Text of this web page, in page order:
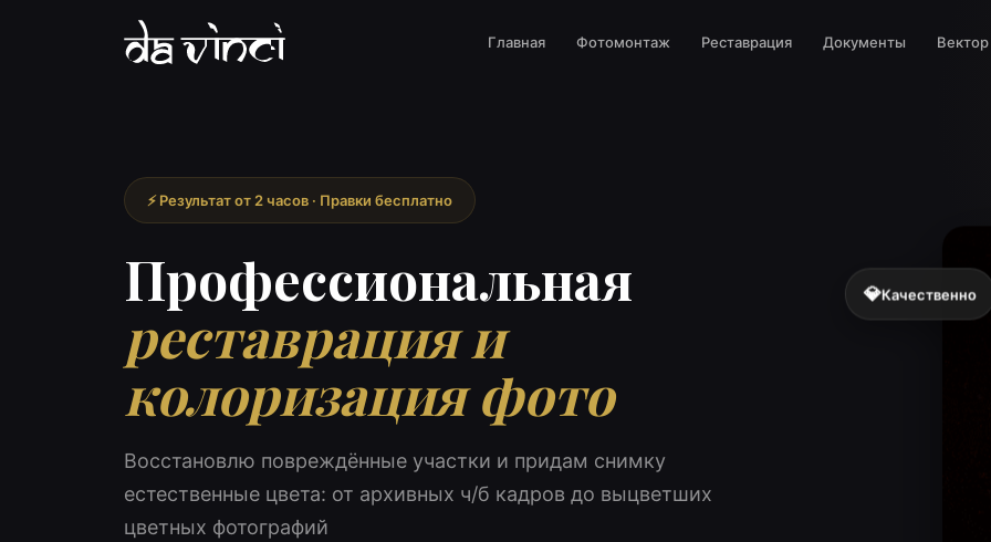
Главная Фотомонтаж Реставрация Документы Вектор
⚡ Результат от 2 часов · Правки бесплатно
Профессиональная
реставрация и
колоризация фото
Восстановлю повреждённые участки и придам снимку
естественные цвета: от архивных ч/б кадров до выцветших
цветных фотографий
💎Качественно